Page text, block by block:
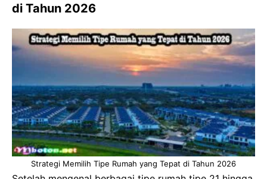
di Tahun 2026
Strategi Memilih Tipe Rumah yang Tepat di Tahun 2026